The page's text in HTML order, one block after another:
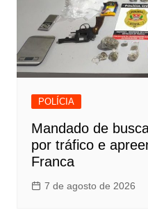
POLÍCIA
Mandado de
por tráfico e
Franca
7 de agosto de 2026